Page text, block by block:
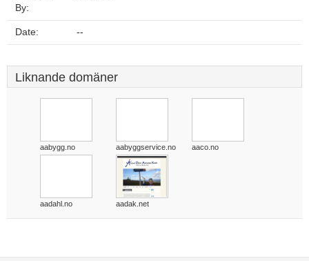
By:
Date: --
Liknande domäner
aabygg.no aabyggservice.no aaco.no
aadahl.no aadak.net